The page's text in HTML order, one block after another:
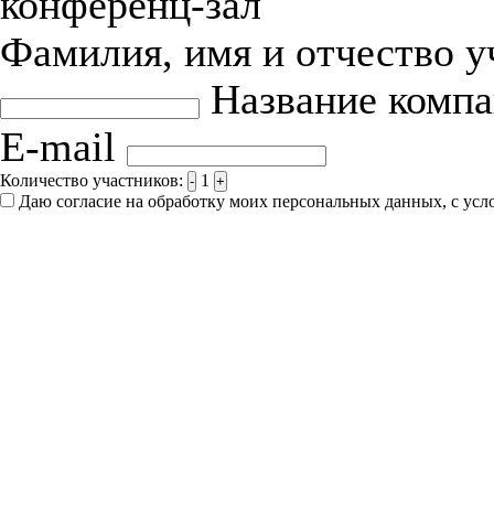
Фамилия, имя и отчество
Название
E-mail
Количество участников: - 1 +
Даю согласие на обработку моих персональных данных, с